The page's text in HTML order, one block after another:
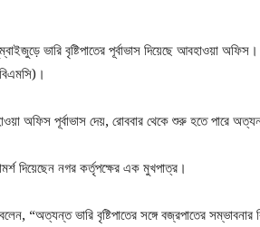
ভারি বৃষ্টিপাতের পূর্বাভাস দিয়েছে আবহাওয়া
অফিস পূর্বাভাস দেয়, রোববার থেকে শুরু হতে পারে
দিয়েছেন নগর কর্তৃপক্ষের এক মুখপাত্র।
“অত্যন্ত ভারি বৃষ্টিপাতের সঙ্গে বজ্রপাতের